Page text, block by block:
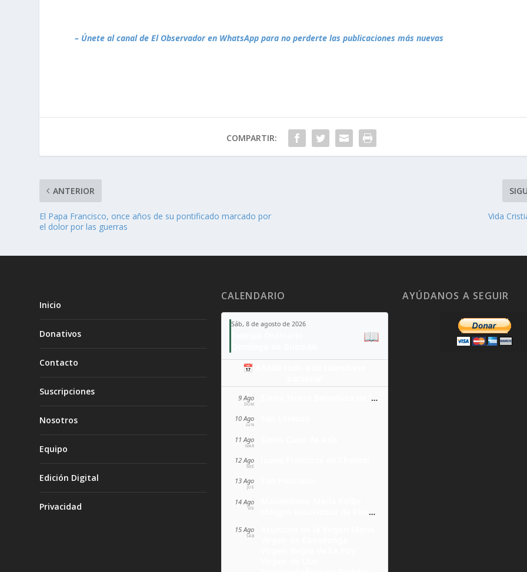
– Únete al canal de El Observador en WhatsApp para no perderte las publicaciones más nuevas
COMPARTIR:
ANTERIOR
El Papa Francisco, once años de su pontificado marcado por
el dolor por las guerras
Vida
Inicio
Donativos
Contacto
Suscripciones
Nosotros
Equipo
Edición Digital
Privacidad
CALENDARIO
Sáb, 8 de agosto de 2026
📖
📅 Añade todo a tu calendario
9 Ago
DOM
Santa Teresa Benedicta de la Cruz
10 Ago
LUN
11 Ago
MAR
12 Ago
MIÉ
13 Ago
JUE
14 Ago
VIE Milagro eucarístico de Florencia
15 Ago
SÁB
AYÚDANOS A SEGUIR